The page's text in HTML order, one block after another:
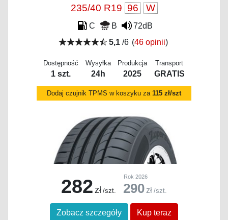
235/40 R19 96 W
C B
72dB
5,1/6 (46 opinii)
Dostępność
1 szt.
Wysyłka
24h
Produkcja
2025
Transport
GRATIS
Dodaj czujnik TPMS w koszyku za 115 zł/szt
282 zł /szt.
Rok 2026
290 zł /szt.
Zobacz szczegóły Kup teraz